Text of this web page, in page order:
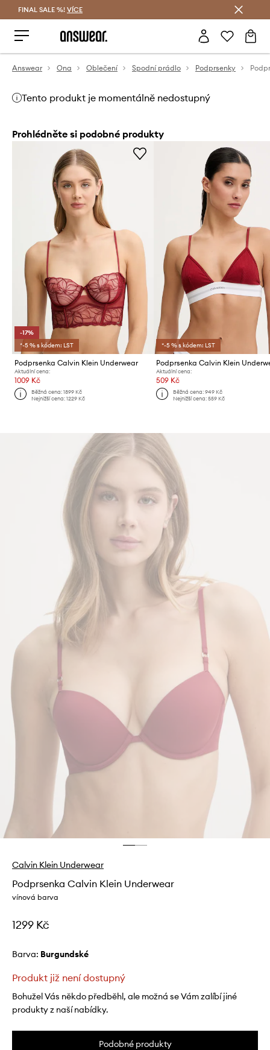
FINAL SALE %! VÍCE
Answear Ona Oblečení Spodní prádlo Podprsenky
Tento produkt je momentálně nedostupný
Prohlédněte si podobné produkty
-17%
*-5 % s kódem: LST
Podprsenka Calvin Klein Underwear
Aktuální cena:
1009 Kč
Běžná cena:1899 Kč
Nejnižší cena:1229 Kč
*-5 % s kódem: LST
Podprsenka Calvin Klein
Aktuální cena:
509 Kč
Běžná cena: 949 Kč
Nejnižší cena: 559 Kč
Calvin Klein Underwear
Podprsenka Calvin Klein Underwear
vínová barva
1299 Kč
Barva: burgundské
Produkt již není dostupný
Bohužel Vás někdo předběhl, ale možná se Vám zalíbí jiné
produkty z naší nabídky.
Podobné produkty